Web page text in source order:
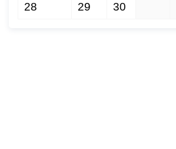
28 29 30